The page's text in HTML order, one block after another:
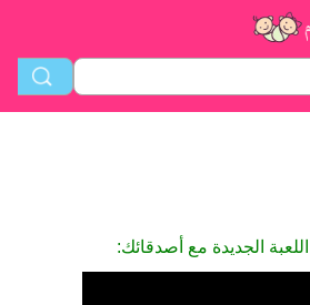
الجديدة مع أصدقائك: